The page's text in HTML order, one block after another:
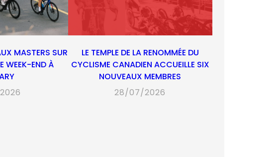
MASTERS SUR
WEEK-END À
LE TEMPLE DE LA RENOMMÉE DU
CYCLISME CANADIEN ACCUEILLE SIX
NOUVEAUX MEMBRES
28/07/2026